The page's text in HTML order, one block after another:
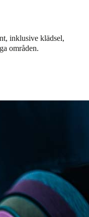
inklusive klädsel,
områden.